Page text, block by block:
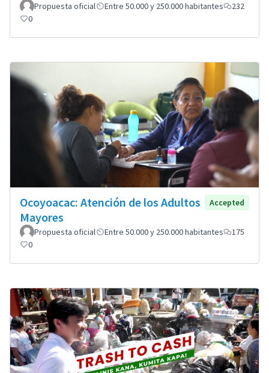
Propuesta oficial Entre 50.000 y 250.000 habitantes
232
0
Ocoyoacac: Atención de los Adultos
Mayores
Accepted
Propuesta oficial Entre 50.000 y 250.000 habitantes
175
0